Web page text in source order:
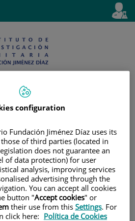
activo
es
configuration
Fundación Jiménez Díaz uses its
of third parties (located in
does not guarantee an
of data protection) for user
analysis, improving services
advertising through the
You can accept all cookies
button "Accept cookies" or
their use from this Settings. For
click here: Política de Cookies